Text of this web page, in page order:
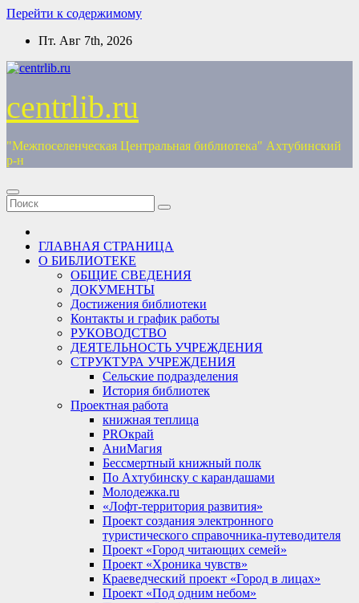
Перейти к содержимому
Пт. Авг 7th, 2026
centrlib.ru
"Межпоселенческая Центральная библиотека" Ахтубинский
р-н
ГЛАВНАЯ СТРАНИЦА
О БИБЛИОТЕКЕ
ОБЩИЕ СВЕДЕНИЯ
ДОКУМЕНТЫ
Достижения библиотеки
Контакты и график работы
РУКОВОДСТВО
ДЕЯТЕЛЬНОСТЬ УЧРЕЖДЕНИЯ
СТРУКТУРА УЧРЕЖДЕНИЯ
Сельские подразделения
История библиотек
Проектная работа
книжная теплица
PROкрай
АниМагия
Бессмертный книжный полк
По Ахтубинску с карандашами
Молодежка.ru
«Лофт-территория развития»
Проект создания электронного
туристического справочника-путеводителя
Проект «Город читающих семей»
Проект «Хроника чувств»
Краеведческий проект «Город в лицах»
Проект «Под одним небом»